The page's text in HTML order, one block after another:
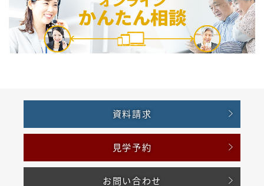
資料請求
見学予約
お問い合わせ